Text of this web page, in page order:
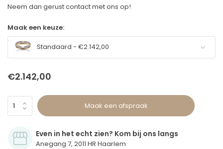
Neem dan gerust contact met ons op!
Maak een keuze:
Standaard - €2.142,00
€2.142,00
Maak een afspraak
Even in het echt zien? Kom bij ons langs
Anegang 7, 2011 HR Haarlem